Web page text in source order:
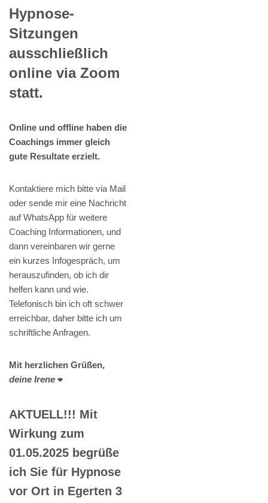
Hypnose-
Sitzungen
ausschließlich
online via Zoom
statt.
Online und offline haben die
Coachings immer gleich
gute Resultate erzielt.
Kontaktiere mich bitte via Mail
oder sende mir eine Nachricht
auf WhatsApp für weitere
Coaching Informationen, und
dann vereinbaren wir gerne
ein kurzes Infogespräch, um
herauszufinden, ob ich dir
helfen kann und wie.
Telefonisch bin ich oft schwer
erreichbar, daher bitte ich um
schriftliche Anfragen.
Mit herzlichen Grüßen,
deine Irene ❤️
AKTUELL!!! Mit
Wirkung zum
01.05.2025 begrüße
ich Sie für Hypnose
vor Ort in Egerten 3